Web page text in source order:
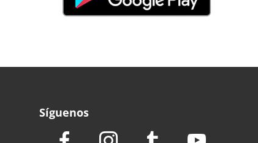
Síguenos